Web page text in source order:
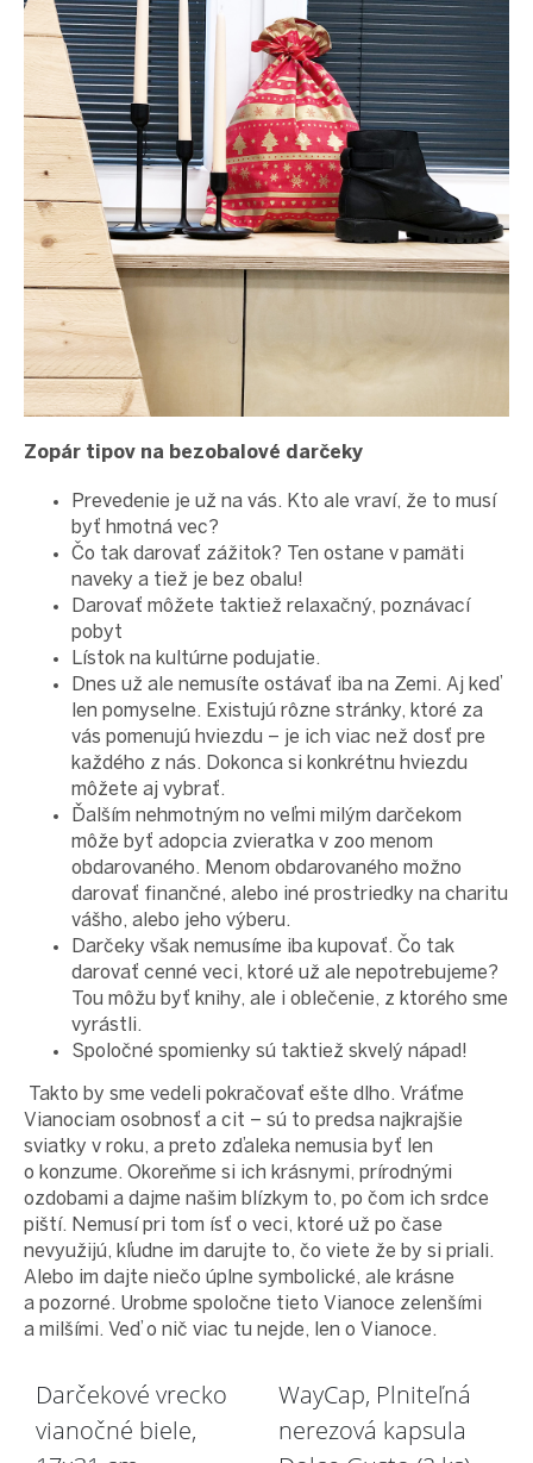
Zopár tipov na bezobalové darčeky
Prevedenie je už na vás. Kto ale vraví, že to musí
byť hmotná vec?
Čo tak darovať zážitok? Ten ostane v pamäti
naveky a tiež je bez obalu!
Darovať môžete taktiež relaxačný, poznávací
pobyt
Lístok na kultúrne podujatie.
Dnes už ale nemusíte ostávať iba na Zemi. Aj keď
len pomyselne. Existujú rôzne stránky, ktoré za
vás pomenujú hviezdu – je ich viac než dosť pre
každého z nás. Dokonca si konkrétnu hviezdu
môžete aj vybrať.
Ďalším nehmotným no veľmi milým darčekom
môže byť adopcia zvieratka v zoo menom
obdarovaného. Menom obdarovaného možno
darovať finančné, alebo iné prostriedky na charitu
vášho, alebo jeho výberu.
Darčeky však nemusíme iba kupovať. Čo tak
darovať cenné veci, ktoré už ale nepotrebujeme?
Tou môžu byť knihy, ale i oblečenie, z ktorého sme
vyrástli.
Spoločné spomienky sú taktiež skvelý nápad!
Takto by sme vedeli pokračovať ešte dlho. Vráťme
Vianociam osobnosť a cit – sú to predsa najkrajšie
sviatky v roku, a preto zďaleka nemusia byť len
o konzume. Okoreňme si ich krásnymi, prírodnými
ozdobami a dajme našim blízkym to, po čom ich srdce
piští. Nemusí pri tom ísť o veci, ktoré už po čase
nevyužijú, kľudne im darujte to, čo viete že by si priali.
Alebo im dajte niečo úplne symbolické, ale krásne
a pozorné. Urobme spoločne tieto Vianoce zelenšími
a milšími. Veď o nič viac tu nejde, len o Vianoce.